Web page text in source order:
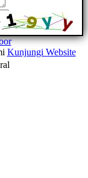
Kunjungi Website